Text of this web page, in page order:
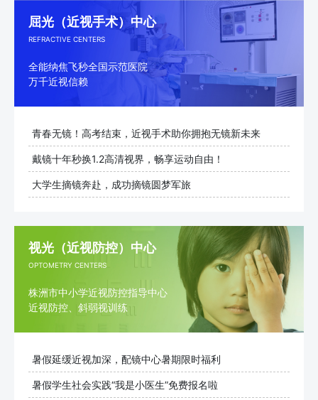
屈光（近视手术）中心
REFRACTIVE CENTERS
全能纳焦飞秒全国示范医院
万千近视信赖
青春无镜！高考结束，近视手术助你拥抱无镜新未来
戴镜十年秒换1.2高清视界，畅享运动自由！
大学生摘镜奔赴，成功摘镜圆梦军旅
视光（近视防控）中心
OPTOMETRY CENTERS
株洲市中小学近视防控指导中心
近视防控、斜弱视训练
暑假延缓近视加深，配镜中心暑期限时福利
暑假学生社会实践“我是小医生”免费报名啦